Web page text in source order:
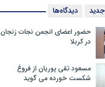
جدید دیدگاه‌ها
حضور اعضای انجمن نجات زنجان
در کربلا
مسعود تقی پوریان از فروغ
شکست خورده می گوید